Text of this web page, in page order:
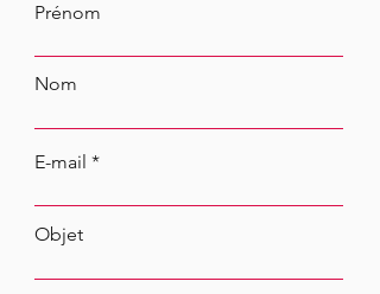
Prénom
Nom
E-mail
Objet